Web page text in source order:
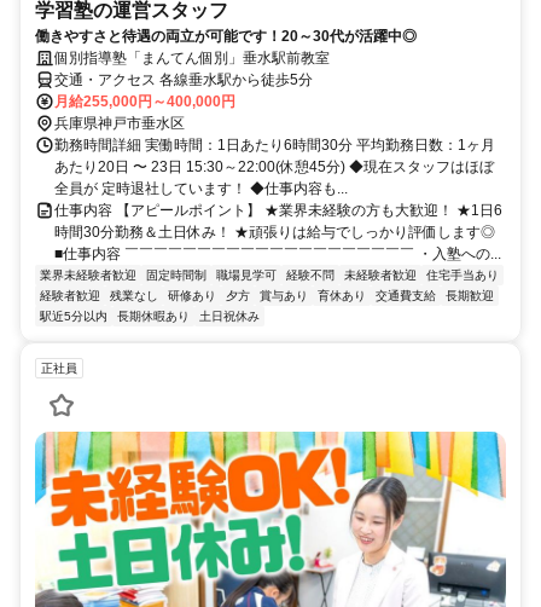
学習塾の運営スタッフ
働きやすさと待遇の両立が可能です！20～30代が活躍中◎
個別指導塾「まんてん個別」垂水駅前教室
交通・アクセス 各線垂水駅から徒歩5分
月給255,000円～400,000円
兵庫県神戸市垂水区
勤務時間詳細 実働時間：1日あたり6時間30分 平均勤務日数：1ヶ月
あたり20日 〜 23日 15:30～22:00(休憩45分) ◆現在スタッフはほぼ
全員が 定時退社しています！ ◆仕事内容も...
仕事内容 【アピールポイント】 ★業界未経験の方も大歓迎！ ★1日6
時間30分勤務＆土日休み！ ★頑張りは給与でしっかり評価します◎
■仕事内容 ￣￣￣￣￣￣￣￣￣￣￣￣￣￣￣￣￣￣￣￣ ・入塾への...
業界未経験者歓迎 固定時間制 職場見学可 経験不問 未経験者歓迎
住宅手当あり
経験者歓迎
残業なし 研修あり 夕方 賞与あり 育休あり 交通費支給
長期歓迎
駅近5分以内
長期休暇あり 土日祝休み
正社員